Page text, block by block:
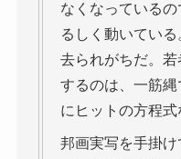
なくなっている
るしく動いてい
去られがちだ。
するのは、一筋
にヒットの方程式
邦画実写を手掛